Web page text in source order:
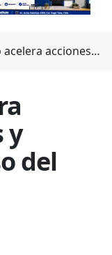
acciones
y
del